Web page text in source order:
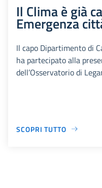
Il Clima è già
Emergenza
Il capo Dipartimento di
ha partecipato alla
dell’Osservatorio di
SCOPRI TUTTO